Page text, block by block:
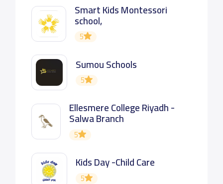
Smart Kids Montessori
school,
5
Sumou Schools
5
Ellesmere College Riyadh -
Salwa Branch
5
Kids Day -Child Care
5